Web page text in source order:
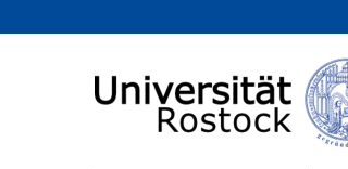
Browsen
direkt zum Inhalt